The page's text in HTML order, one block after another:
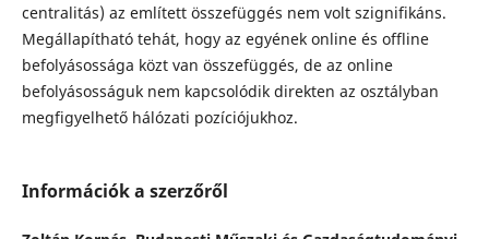
centralitás) az említett összefüggés nem volt szignifikáns.
Megállapítható tehát, hogy az egyének online és offline
befolyásossága közt van összefüggés, de az online
befolyásosságuk nem kapcsolódik direkten az osztályban
megfigyelhető hálózati pozíciójukhoz.
Információk a szerzőről